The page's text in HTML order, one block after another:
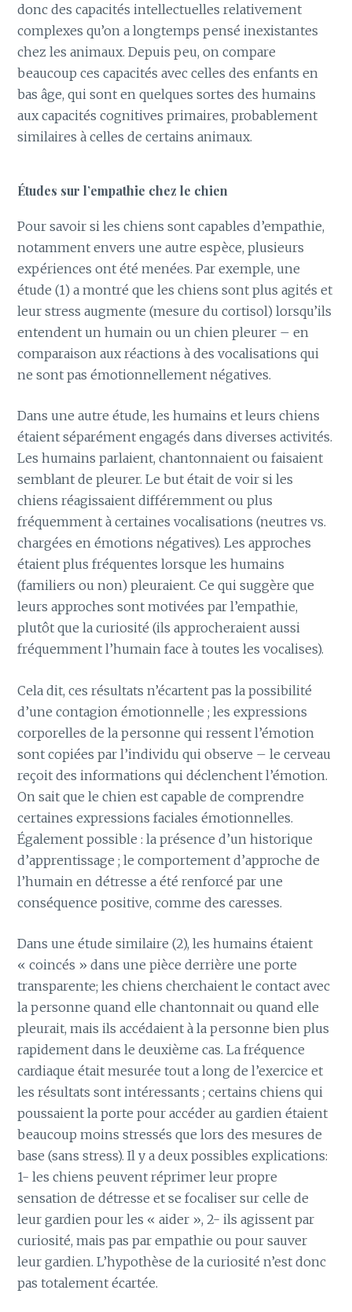
donc des capacités intellectuelles relativement
complexes qu’on a longtemps pensé inexistantes
chez les animaux. Depuis peu, on compare
beaucoup ces capacités avec celles des enfants en
bas âge, qui sont en quelques sortes des humains
aux capacités cognitives primaires, probablement
similaires à celles de certains animaux.
Études sur l’empathie chez le chien
Pour savoir si les chiens sont capables d’empathie,
notamment envers une autre espèce, plusieurs
expériences ont été menées. Par exemple, une
étude (1) a montré que les chiens sont plus agités et
leur stress augmente (mesure du cortisol) lorsqu’ils
entendent un humain ou un chien pleurer – en
comparaison aux réactions à des vocalisations qui
ne sont pas émotionnellement négatives.
Dans une autre étude, les humains et leurs chiens
étaient séparément engagés dans diverses activités.
Les humains parlaient, chantonnaient ou faisaient
semblant de pleurer. Le but était de voir si les
chiens réagissaient différemment ou plus
fréquemment à certaines vocalisations (neutres vs.
chargées en émotions négatives). Les approches
étaient plus fréquentes lorsque les humains
(familiers ou non) pleuraient. Ce qui suggère que
leurs approches sont motivées par l’empathie,
plutôt que la curiosité (ils approcheraient aussi
fréquemment l’humain face à toutes les vocalises).
Cela dit, ces résultats n’écartent pas la possibilité
d’une contagion émotionnelle ; les expressions
corporelles de la personne qui ressent l’émotion
sont copiées par l’individu qui observe – le cerveau
reçoit des informations qui déclenchent l’émotion.
On sait que le chien est capable de comprendre
certaines expressions faciales émotionnelles.
Également possible : la présence d’un historique
d’apprentissage ; le comportement d’approche de
l’humain en détresse a été renforcé par une
conséquence positive, comme des caresses.
Dans une étude similaire (2), les humains étaient
« coincés » dans une pièce derrière une porte
transparente; les chiens cherchaient le contact avec
la personne quand elle chantonnait ou quand elle
pleurait, mais ils accédaient à la personne bien plus
rapidement dans le deuxième cas. La fréquence
cardiaque était mesurée tout a long de l’exercice et
les résultats sont intéressants ; certains chiens qui
poussaient la porte pour accéder au gardien étaient
beaucoup moins stressés que lors des mesures de
base (sans stress). Il y a deux possibles explications:
1- les chiens peuvent réprimer leur propre
sensation de détresse et se focaliser sur celle de
leur gardien pour les « aider », 2- ils agissent par
curiosité, mais pas par empathie ou pour sauver
leur gardien. L’hypothèse de la curiosité n’est donc
pas totalement écartée.